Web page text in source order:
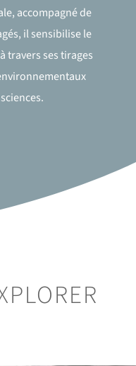
accompagné de
il sensibilise le
travers ses tirages